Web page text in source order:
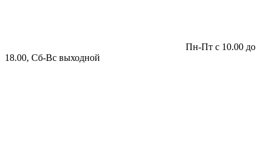
Пн-Пт с 10.00 до
18.00, Сб-Вс выходной